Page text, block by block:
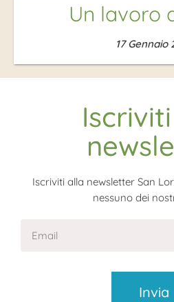
Un lavoro
17 Gennaio
Iscriviti alla newsletter San
nessuno dei
Invia